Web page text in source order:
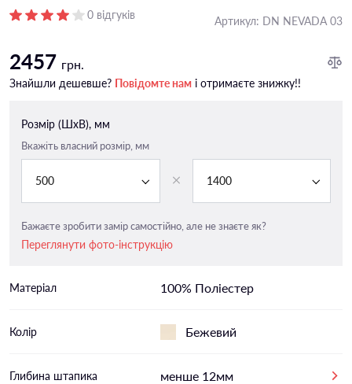
0 відгуків Артикул: DN NEVADA 03
2457 грн.
Знайшли дешевше? Повідомте нам і отримаєте знижку!!
Розмір (ШxВ), мм
Вкажіть власний розмір, мм
500 1400
Бажаєте зробити замір самостійно, але не знаєте як?
Переглянути фото-інструкцію
Матеріал 100% Поліестер
Колір Бежевий
Глибина штапика менше 12мм